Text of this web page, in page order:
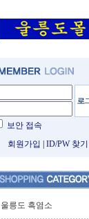
보안 접속
회원가입
ID/PW 찾기
울릉도 흑염소